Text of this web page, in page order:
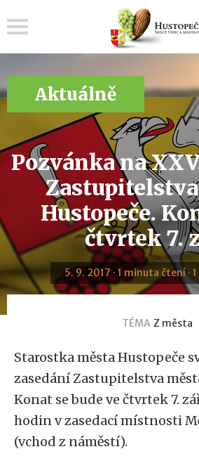
Aktuálně
Pozvánka na
Hustopeče.
čtvrtek 7.
5. 9. 2017 · 1 minuta čtení ·
TÉMA Z města
Starostka města Hustopeče
zasedání Zastupitelstva
Konat se bude ve čtvrtek 7.
hodin v zasedací místnosti
(vchod z náměstí).